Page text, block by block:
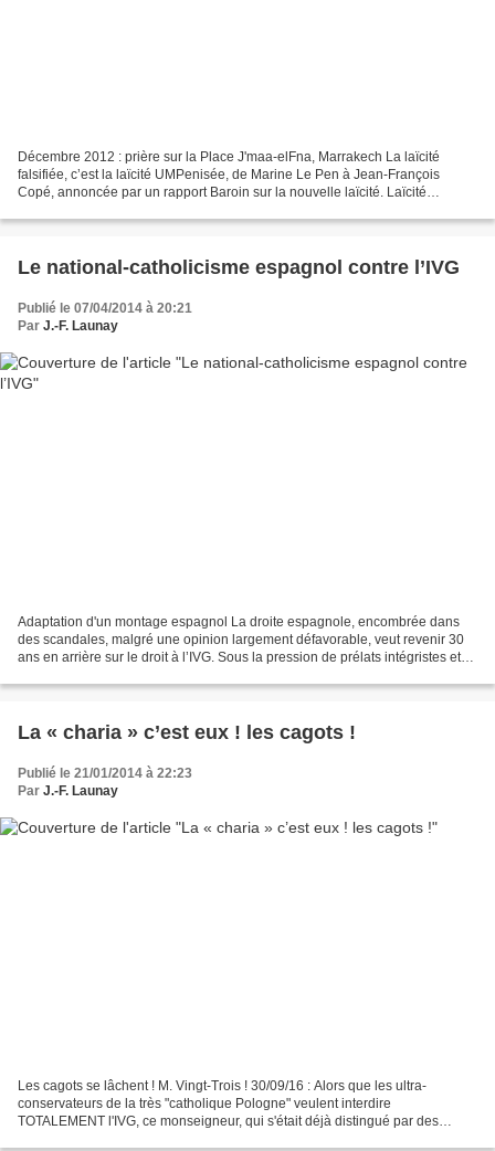
Décembre 2012 : prière sur la Place J'maa-elFna, Marrakech La laïcité
falsifiée, c’est la laïcité UMPenisée, de Marine Le Pen à Jean-François
Copé, annoncée par un rapport Baroin sur la nouvelle laïcité. Laïcité
Le national-catholicisme espagnol contre l’IVG
Publié le 07/04/2014 à 20:21
Par J.-F. Launay
Adaptation d'un montage espagnol La droite espagnole, encombrée dans
des scandales, malgré une opinion largement défavorable, veut revenir 30
ans en arrière sur le droit à l’IVG. Sous la pression de prélats intégristes et
La « charia » c’est eux ! les cagots !
Publié le 21/01/2014 à 22:23
Par J.-F. Launay
Les cagots se lâchent ! M. Vingt-Trois ! 30/09/16 : Alors que les ultra-
conservateurs de la très "catholique Pologne" veulent interdire
TOTALEMENT l'IVG, ce monseigneur, qui s'était déjà distingué par des